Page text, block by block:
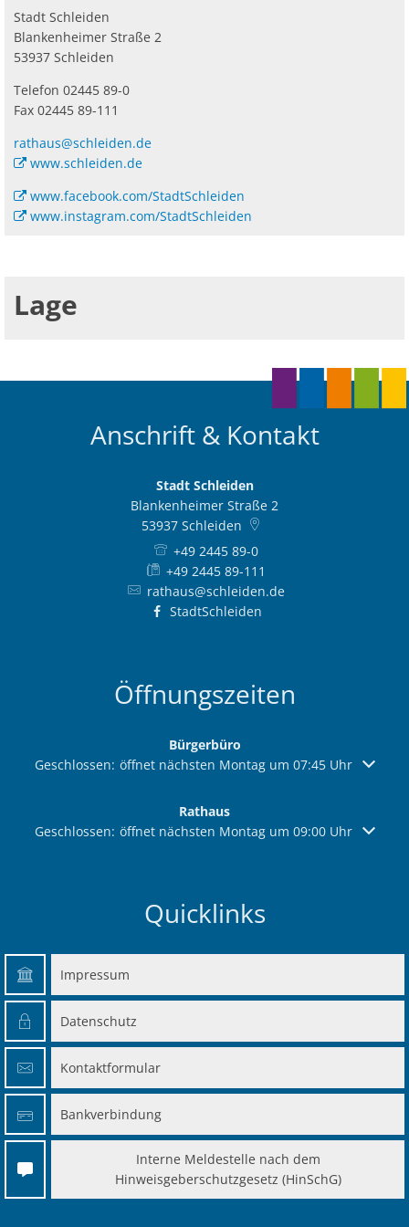
Bankverbindung/Lastschriftverfahren
&
Lage
Stadt Schleiden
Blankenheimer Straße 2
53937 Schleiden
Telefon 02445 89-0
Fax 02445 89-111
rathaus@schleiden.de
www.schleiden.de
www.facebook.com/StadtSchleiden
www.instagram.com/StadtSchleiden
Lage
Anschrift & Kontakt
Stadt Schleiden
Blankenheimer Straße 2
53937 Schleiden
+49 2445 89-0
+49 2445 89-111
rathaus@schleiden.de
StadtSchleiden
Öffnungszeiten
Bürgerbüro
Klicken, um weitere Öffnungs- oder Schließzeiten
Geschlossen: öffnet nächsten Montag um 07:45 Uhr
Rathaus
Klicken, um weitere Öffnungs- oder Schließzeiten
Geschlossen: öffnet nächsten Montag um 09:00 Uhr
Quicklinks
Impressum
Datenschutz
Kontaktformular
Bankverbindung
Interne Meldestelle nach dem
Hinweisgeberschutzgesetz (HinSchG)